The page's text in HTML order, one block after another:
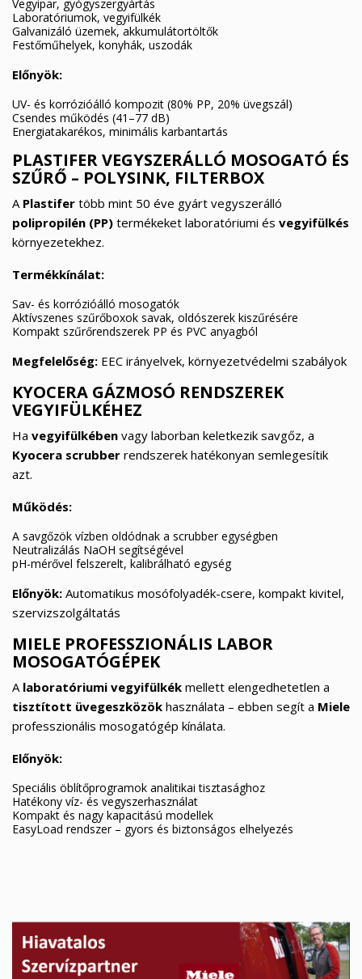
Vegyipar, gyógyszergyártás
Laboratóriumok, vegyifülkék
Galvanizáló üzemek, akkumulátortöltők
Festőműhelyek, konyhák, uszodák
Előnyök:
UV- és korrózióálló kompozit (80% PP, 20% üvegszál)
Csendes működés (41–77 dB)
Energiatakarékos, minimális karbantartás
PLASTIFER VEGYSZERÁLLÓ MOSOGATÓ ÉS
SZŰRŐ – POLYSINK, FILTERBOX
A Plastifer több mint 50 éve gyárt vegyszerálló
polipropilén (PP) termékeket laboratóriumi és vegyifülkés
környezetekhez.
Termékkínálat:
Sav- és korrózióálló mosogatók
Aktívszenes szűrőboxok savak, oldószerek kiszűrésére
Kompakt szűrőrendszerek PP és PVC anyagból
Megfelelőség: EEC irányelvek, környezetvédelmi szabályok
KYOCERA GÁZMOSÓ RENDSZEREK
VEGYIFÜLKÉHEZ
Ha vegyifülkében vagy laborban keletkezik savgőz, a
Kyocera scrubber rendszerek hatékonyan semlegesítik
azt.
Működés:
A savgőzök vízben oldódnak a scrubber egységben
Neutralizálás NaOH segítségével
pH-mérővel felszerelt, kalibrálható egység
Előnyök: Automatikus mosófolyadék-csere, kompakt kivitel,
szervizszolgáltatás
MIELE PROFESSZIONÁLIS LABOR
MOSOGATÓGÉPEK
A laboratóriumi vegyifülkék mellett elengedhetetlen a
tisztított üvegeszközök használata – ebben segít a Miele
professzionális mosogatógép kínálata.
Előnyök:
Speciális öblítőprogramok analitikai tisztasághoz
Hatékony víz- és vegyszerhasználat
Kompakt és nagy kapacitású modellek
EasyLoad rendszer – gyors és biztonságos elhelyezés
My wishlists
add_circle_outline Create new list
((modalTitle)) ×
((confirmMessage))
((cancelText)) ((modalDeleteText))
Kívánságlista létrehozása
Kívánságlista neve
Bejelentkezés ×
Be kell jelentkezned a termékek kívánságlistába történő
mentéséhez.
Bejelentkezés